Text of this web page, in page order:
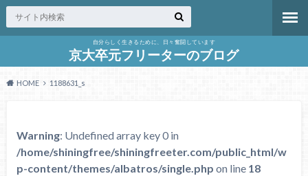
自分らしく生きるために、日々奮闘しています
京大卒元フリーターのブログ
HOME 1188631_s
Warning: Undefined array key 0 in
/home/shiningfree/shiningfreeter.com/public_html/w
p-content/themes/albatros/single.php on line 18